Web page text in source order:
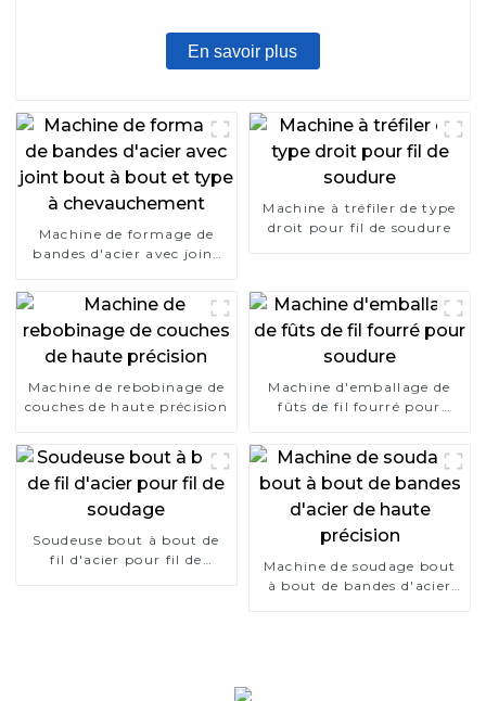
En savoir plus
Machine de formage de
bandes d'acier avec joint
Machine à tréfiler de type
droit pour fil de soudure
Machine de rebobinage de
couches de haute précision
Machine d'emballage de
fûts de fil fourré pour
Soudeuse bout à bout de
fil d'acier pour fil de
Machine de soudage bout
à bout de bandes d'acier